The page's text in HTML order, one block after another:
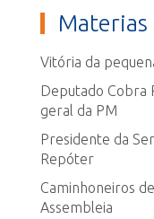
Materias
Vitória da
Deputado Cobra
geral da PM
Presidente da
Repóter
Caminhoneiros
Assembleia